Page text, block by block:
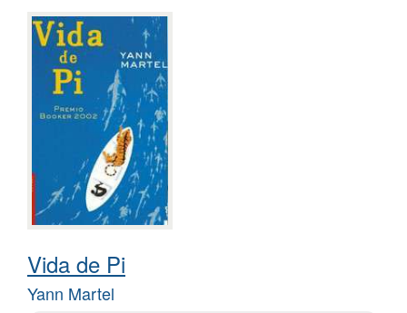
Vida de Pi
Yann Martel